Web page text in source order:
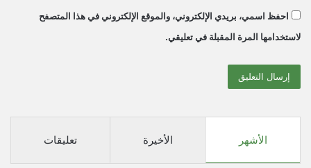
احفظ اسمي، بريدي الإلكتروني، والموقع الإلكتروني في هذا المتصفح
لاستخدامها المرة المقبلة في تعليقي.
الأشهر الأخيرة تعليقات